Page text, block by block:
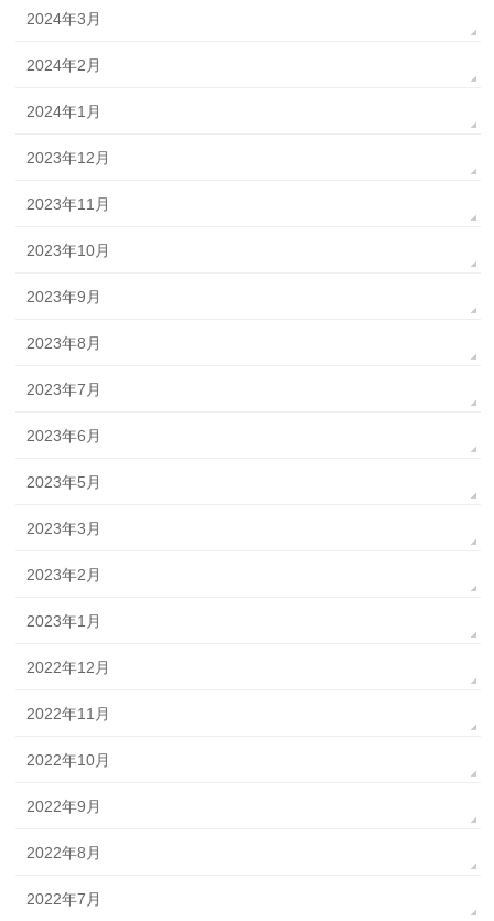
2024年3月
2024年2月
2024年1月
2023年12月
2023年11月
2023年10月
2023年9月
2023年8月
2023年7月
2023年6月
2023年5月
2023年3月
2023年2月
2023年1月
2022年12月
2022年11月
2022年10月
2022年9月
2022年8月
2022年7月